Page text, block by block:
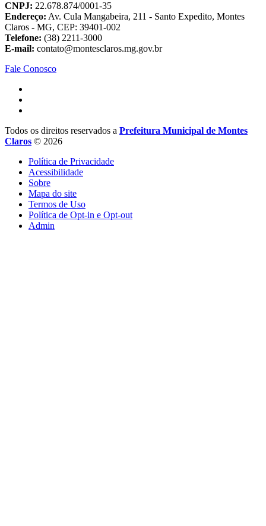
CNPJ: 22.678.874/0001-35
Endereço: Av. Cula Mangabeira, 211 - Santo Expedito, Montes
Claros - MG, CEP: 39401-002
Telefone: (38) 2211-3000
E-mail: contato@montesclaros.mg.gov.br
Fale Conosco
Todos os direitos reservados a Prefeitura Municipal de Montes
Claros © 2026
Política de Privacidade
Acessibilidade
Sobre
Mapa do site
Termos de Uso
Política de Opt-in e Opt-out
Admin